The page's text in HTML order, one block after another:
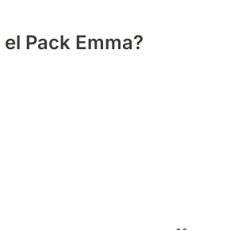
Pack Emma?